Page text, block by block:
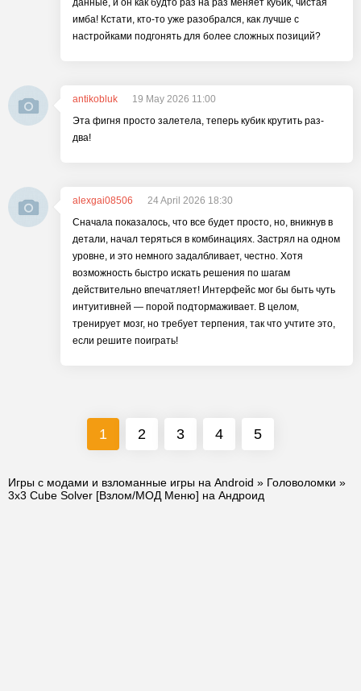
данные, и он как будто раз на раз меняет кубик, чистая
имба! Кстати, кто-то уже разобрался, как лучше с
настройками подгонять для более сложных позиций?
antikobluk
19 May 2026 11:00
Эта фигня просто залетела, теперь кубик крутить раз-
два!
alexgai08506
24 April 2026 18:30
Сначала показалось, что все будет просто, но, вникнув в
детали, начал теряться в комбинациях. Застрял на одном
уровне, и это немного задалбливает, честно. Хотя
возможность быстро искать решения по шагам
действительно впечатляет! Интерфейс мог бы быть чуть
интуитивней — порой подтормаживает. В целом,
тренирует мозг, но требует терпения, так что учтите это,
если решите поиграть!
1 2 3 4 5
Игры с модами и взломанные игры на Android » Головоломки »
3x3 Cube Solver [Взлом/МОД Меню] на Андроид